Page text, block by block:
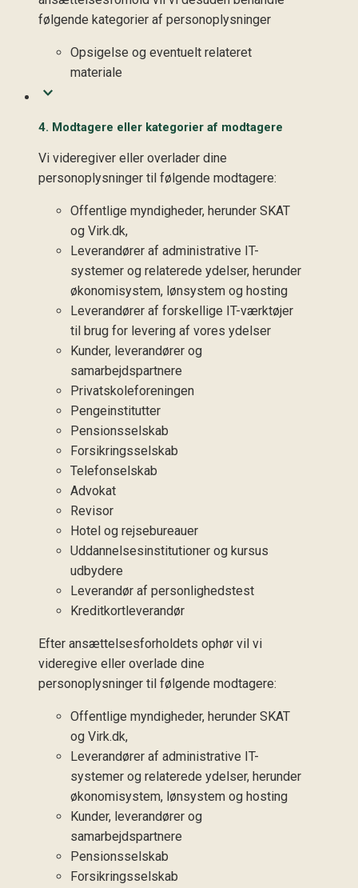
følgende kategorier af personoplysninger
Opsigelse og eventuelt relateret
materiale
4. Modtagere eller kategorier af modtagere
Vi videregiver eller overlader dine
personoplysninger til følgende modtagere:
Offentlige myndigheder, herunder SKAT
og Virk.dk,
Leverandører af administrative IT-
systemer og relaterede ydelser, herunder
økonomisystem, lønsystem og hosting
Leverandører af forskellige IT-værktøjer
til brug for levering af vores ydelser
Kunder, leverandører og
samarbejdspartnere
Privatskoleforeningen
Pengeinstitutter
Pensionsselskab
Forsikringsselskab
Telefonselskab
Advokat
Revisor
Hotel og rejsebureauer
Uddannelsesinstitutioner og kursus
udbydere
Leverandør af personlighedstest
Kreditkortleverandør
Efter ansættelsesforholdets ophør vil vi
videregive eller overlade dine
personoplysninger til følgende modtagere:
Offentlige myndigheder, herunder SKAT
og Virk.dk,
Leverandører af administrative IT-
systemer og relaterede ydelser, herunder
økonomisystem, lønsystem og hosting
Kunder, leverandører og
samarbejdspartnere
Pensionsselskab
Forsikringsselskab